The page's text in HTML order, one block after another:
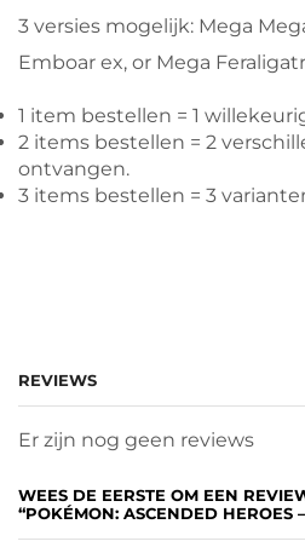
3 versies mogelijk: Mega
Emboar ex, or Mega
1 item bestellen = 1
2 items bestellen = 2
ontvangen.
3 items bestellen = 3
REVIEWS
Er zijn nog geen reviews
WEES DE EERSTE OM EEN
“POKÉMON: ASCENDED HEROES